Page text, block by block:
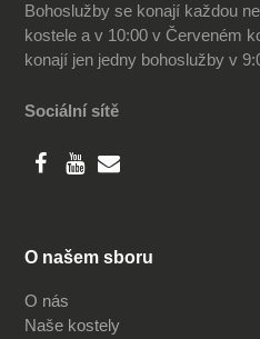
Bohoslužby se konají každou
kostele a v 10:00 v Červeném
konají jen jedny bohoslužby v
Sociální sítě
O našem sboru
O nás
Naše kostely